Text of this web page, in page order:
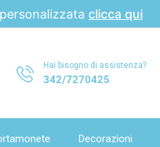
clicca qui
Hai bisogno di assistenza?
342/7270425
Decorazioni